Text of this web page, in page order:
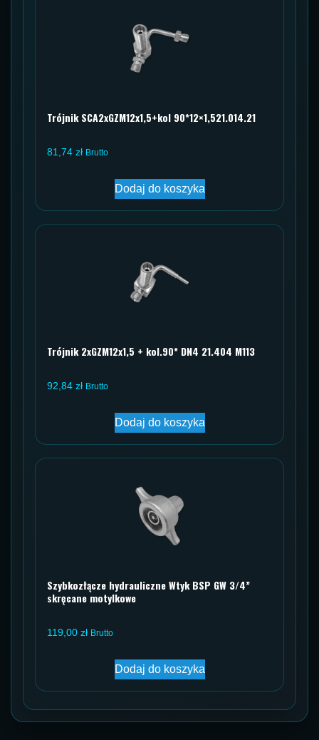
Trójnik SCA2xGZM12x1,5+kol 90*12×1,521.014.21
81,74 zł Brutto
Dodaj do koszyka
Trójnik 2xGZM12x1,5 + kol.90* DN4 21.404 M113
92,84 zł Brutto
Dodaj do koszyka
Szybkozłącze hydrauliczne Wtyk BSP GW 3/4”
skręcane motylkowe
119,00 zł Brutto
Dodaj do koszyka